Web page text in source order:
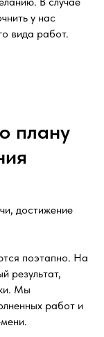
у нас
вида работ.
плану
достижение
поэтапно. На
результат,
Мы
работ и